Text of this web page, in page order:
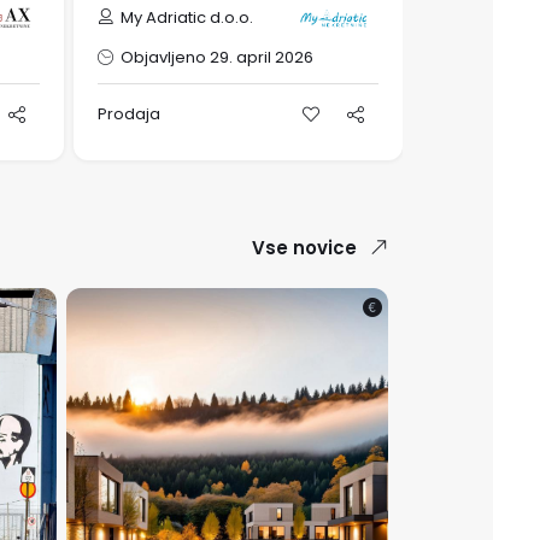
My Adriatic d.o.o.
Objavljeno 29. april 2026
Prodaja
Vse novice